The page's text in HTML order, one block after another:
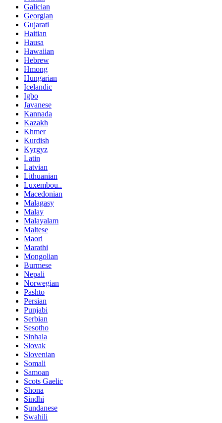
Galician
Georgian
Gujarati
Haitian
Hausa
Hawaiian
Hebrew
Hmong
Hungarian
Icelandic
Igbo
Javanese
Kannada
Kazakh
Khmer
Kurdish
Kyrgyz
Latin
Latvian
Lithuanian
Luxembou..
Macedonian
Malagasy
Malay
Malayalam
Maltese
Maori
Marathi
Mongolian
Burmese
Nepali
Norwegian
Pashto
Persian
Punjabi
Serbian
Sesotho
Sinhala
Slovak
Slovenian
Somali
Samoan
Scots Gaelic
Shona
Sindhi
Sundanese
Swahili